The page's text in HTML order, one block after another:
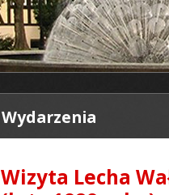
Wydarzenia
Wizyta Lecha